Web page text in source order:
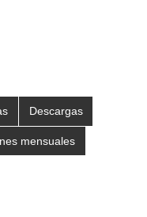
Descargas
mensuales